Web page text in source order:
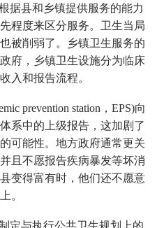
据县和乡镇提供服务的能力
程度来区分服务。卫生当局
被削弱了。乡镇卫生服务的
府，乡镇卫生设施分为临床
入和报告流程。
prevention station，EPS)向
系中的上级报告，这加剧了
可能性。地方政府通常更关
且不愿报告疾病暴发等坏消
变得富有时，他们还不愿意
。